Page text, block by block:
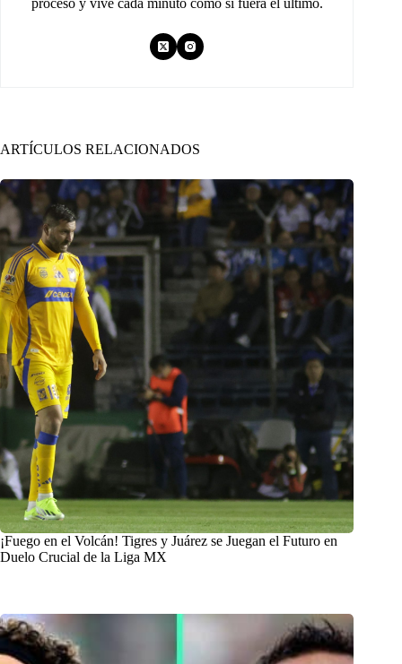
proceso y vive cada minuto como si fuera el último.
ARTÍCULOS RELACIONADOS
¡Fuego en el Volcán! Tigres y Juárez se Juegan el Futuro en
Duelo Crucial de la Liga MX